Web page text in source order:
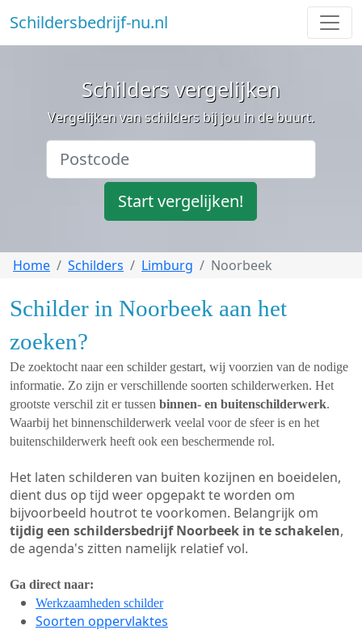
Schildersbedrijf-nu.nl
Schilders vergelijken
Vergelijken van schilders bij jou in de buurt.
Start vergelijken!
Home Schilders Limburg Noorbeek
Schilder in Noorbeek aan het
zoeken?
De zoektocht naar een schilder gestart, wij voorzien van de nodige
informatie. Zo zijn er verschillende soorten schilderwerken. Het
grootste verschil zit er tussen binnen- en buitenschilderwerk.
Waarbij het binnenschilderwerk veelal voor de sfeer is en het
buitenschilderwerk heeft ook een beschermende rol.
Het laten schilderen van buiten kozijnen en boeidelen,
dient dus op tijd weer opgepakt te worden om
bijvoorbeeld houtrot te voorkomen. Belangrijk om
tijdig een schildersbedrijf Noorbeek in te schakelen,
de agenda's zitten namelijk relatief vol.
Ga direct naar:
Werkzaamheden schilder
Soorten oppervlaktes